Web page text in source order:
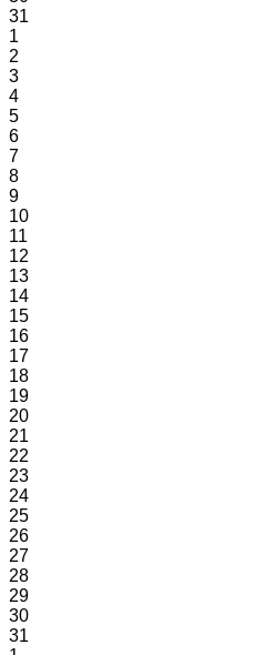
31
1
2
3
4
5
6
7
8
9
10
11
12
13
14
15
16
17
18
19
20
21
22
23
24
25
26
27
28
29
30
31